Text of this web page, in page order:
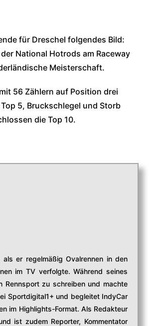
für Dreschel folgendes Bild:
National Hotrods am Raceway
Meisterschaft.
56 Zählern auf Position drei
5, Bruckschlegel und Storb
die Top 10.
er regelmäßig Ovalrennen in den
im TV verfolgte. Während seines
Rennsport zu schreiben und machte
Sportdigital1+ und begleitet IndyCar
im Highlights-Format. Als Redakteur
ist zudem Reporter, Kommentator